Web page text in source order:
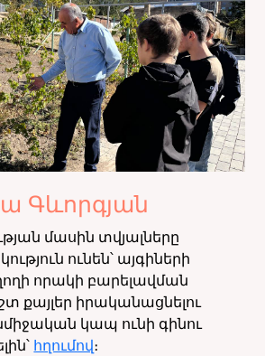
Գևորգյան
մասին տվյալները
ունեն՝ այգիների
որակի բարելավման
քայլեր իրականացնելու
կապ ունի գինու
հղումով։